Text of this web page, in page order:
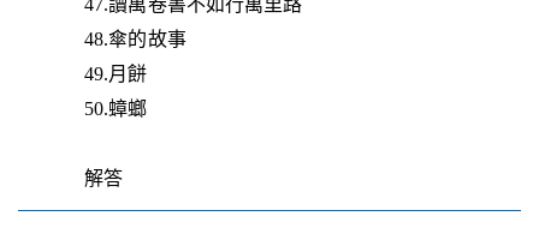
47.讀萬卷書不如行萬里路
48.傘的故事
49.月餅
50.蟑螂
解答